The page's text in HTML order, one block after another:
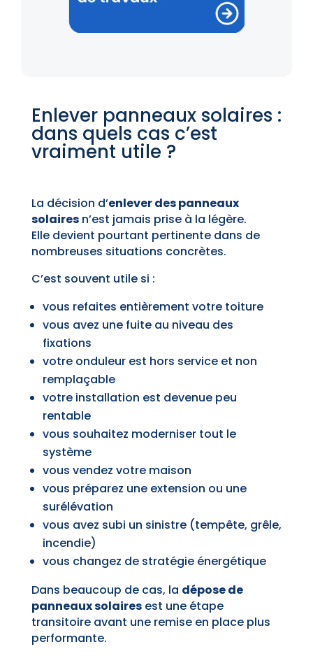
Enlever panneaux solaires :
dans quels cas c’est
vraiment utile ?
La décision d’enlever des panneaux
solairesn’est jamais prise à la légère.
Elle devient pourtant pertinente dans de
nombreuses situations concrètes.
C’est souvent utile si :
vous refaites entièrement votre toiture
vous avez une fuite au niveau des
fixations
votre onduleur est hors service et non
remplaçable
votre installation est devenue peu
rentable
vous souhaitez moderniser tout le
système
vous vendez votre maison
vous préparez une extension ou une
surélévation
vous avez subi un sinistre (tempête, grêle,
incendie)
vous changez de stratégie énergétique
Dans beaucoup de cas, la dépose de
panneaux solairesest une étape
transitoire avant une remise en place plus
performante.